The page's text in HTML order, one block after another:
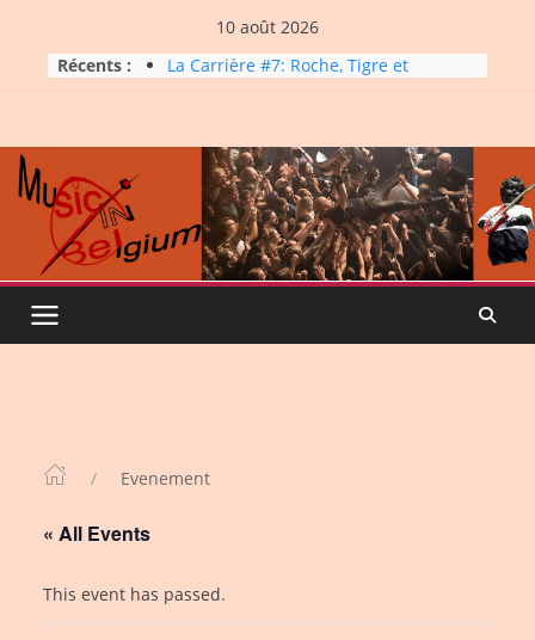
content
10 août 2026
Récents :
La Carrière #7: Roche, Tigre et
Micro Festival #16, maxi line-
Dynatop3 – 26 juillet 2026
Evenement
« All Events
This event has passed.